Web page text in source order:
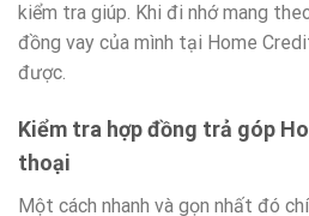
kiểm tra giúp. Khi đi nhớ mang
đồng vay của mình tại Home
được.
Kiểm tra hợp đồng trả góp
thoại
Một cách nhanh và gọn nhất đó